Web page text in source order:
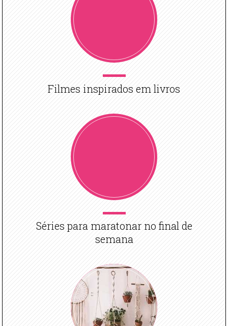
Filmes inspirados em livros
Séries para maratonar no final de
semana